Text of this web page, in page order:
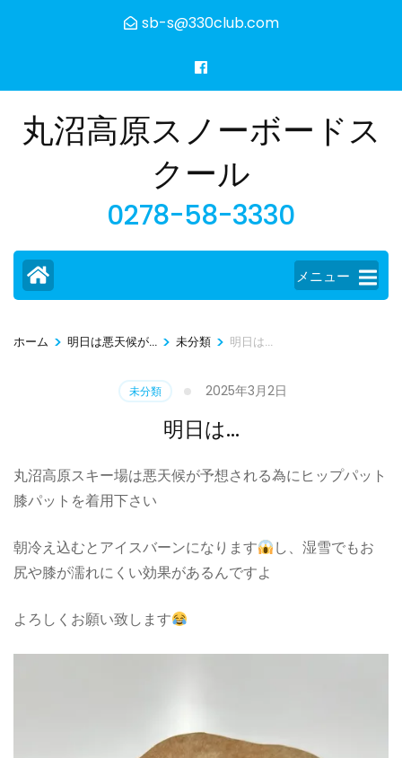
ン
(Enter
す)
sb-s@330club.com
丸沼高原スノーボードス
クール
0278-58-3330
メニュー
ホーム > 明日は悪天候が... > 未分類 > 明日は…
未分類 2025年3月2日
明日は…
丸沼高原スキー場は悪天候が予想される為にヒップパット
膝パットを着用下さい
朝冷え込むとアイスバーンになります
し、湿雪でもお
尻や膝が濡れにくい効果があるんですよ
よろしくお願い致します